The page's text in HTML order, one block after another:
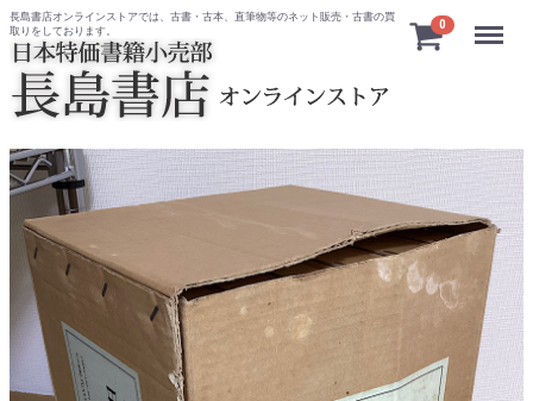
長島書店オンラインストアでは、古書・古本、直筆物等のネット販売・古書の買
取りをしております。
0 Menu